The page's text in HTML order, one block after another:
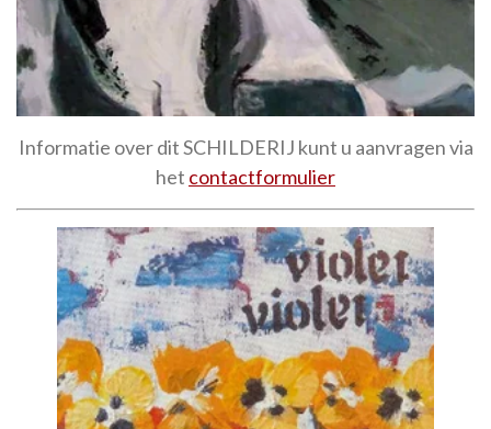
Informatie over dit SCHILDERIJ kunt u aanvragen via
het contactformulier